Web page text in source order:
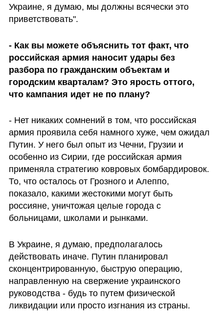
Украине, я думаю, мы должны всячески это
приветствовать".
- Как вы можете объяснить тот факт, что
российская армия наносит удары без
разбора по гражданским объектам и
городским кварталам? Это ярость оттого,
что кампания идет не по плану?
- Нет никаких сомнений в том, что российская
армия проявила себя намного хуже, чем ожидал
Путин. У него был опыт из Чечни, Грузии и
особенно из Сирии, где российская армия
применяла стратегию ковровых бомбардировок.
То, что осталось от Грозного и Алеппо,
показало, какими жестокими могут быть
россияне, уничтожая целые города с
больницами, школами и рынками.
В Украине, я думаю, предполагалось
действовать иначе. Путин планировал
сконцентрированную, быструю операцию,
направленную на свержение украинского
руководства - будь то путем физической
ликвидации или просто изгнания из страны.